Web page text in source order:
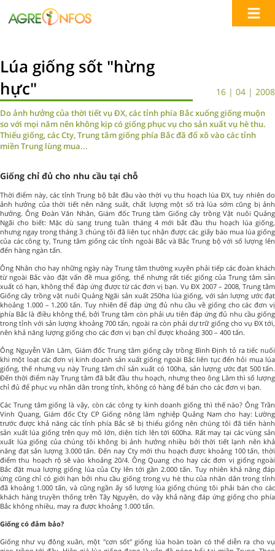
Lúa giống sốt "hừng
hực"
16 | 04 | 2008
Do ảnh hưởng của thời tiết vụ ĐX, các tỉnh phía Bắc xuống giống muộn
so với mọi năm nên không kịp có giống phục vụ cho sản xuất vụ hè thu.
Thiếu giống, các Cty, Trung tâm giống phía Bắc đã đổ xô vào các tỉnh
miền Trung lùng mua...
Giống chỉ đủ cho nhu cầu tại chỗ
Thời điểm này, các tỉnh Trung bộ bắt đầu vào thời vụ thu hoạch lúa ĐX, tuy nhiên do
ảnh hưởng của thời tiết nên năng suất, chất lượng một số trà lúa sớm cũng bị ảnh
hưởng. Ông Đoàn Văn Nhân, Giám đốc Trung tâm Giống cây trồng Vật nuôi Quảng
Ngãi cho biết: Mặc dù sang trung tuần tháng 4 mới bắt đầu thu hoạch lúa giống,
nhưng ngay trong tháng 3 chúng tôi đã liên tục nhận được các giấy báo mua lúa giống
của các công ty, Trung tâm giống các tỉnh ngoài Bắc và Bắc Trung bộ với số lượng lên
đến hàng ngàn tấn.
Ông Nhân cho hay những ngày này Trung tâm thường xuyên phải tiếp các đoàn khách
từ ngoài Bắc vào đặt vấn đề mua giống, thế nhưng rất tiếc giống của Trung tâm sản
xuất có hạn, không thể đáp ứng được từ các đơn vị bạn. Vụ ĐX 2007 – 2008, Trung tâm
Giống cây trồng vật nuôi Quảng Ngãi sản xuất 250ha lúa giống, với sản lượng ước đạt
khoảng 1.000 – 1.200 tấn. Tuy nhiên để đáp ứng đủ nhu cầu về giống cho các đơn vị
phía Bắc là điều không thể, bởi Trung tâm còn phải ưu tiên đáp ứng đủ nhu cầu giống
trong tỉnh với sản lượng khoảng 700 tấn, ngoài ra còn phải dự trữ giống cho vụ ĐX tới,
nên khả năng lượng giống cho các đơn vị bạn chỉ được khoảng 300 – 400 tấn.
Ông Nguyễn Văn Lâm, Giám đốc Trung tâm giống cây trồng Bình Định tỏ ra tiếc nuối
khi một loạt các đơn vị kinh doanh sản xuất giống ngoài Bắc liên tục đến hỏi mua lúa
giống, thế nhưng vụ này Trung tâm chỉ sản xuất có 100ha, sản lượng ước đạt 500 tấn.
Đến thời điểm này Trung tâm đã bắt đầu thu hoạch, nhưng theo ông Lâm thì số lượng
chỉ đủ để phục vụ nhân dân trong tỉnh, không có hàng để bán cho các đơn vị bạn.
Các Trung tâm giống là vậy, còn các công ty kinh doanh giống thì thế nào? Ông Trần
Vinh Quang, Giám đốc Cty CP Giống nông lâm nghiệp Quảng Nam cho hay: Lường
trước được khả năng các tỉnh phía Bắc sẽ bị thiếu giống nên chúng tôi đã tiến hành
sản xuất lúa giống trên quy mô lớn, diện tích lên tới 600ha. Rất may tại các vùng sản
xuất lúa giống của chúng tôi không bị ảnh hưởng nhiều bởi thời tiết lạnh nên khả
năng đạt sản lượng 3.000 tấn. Đến nay Cty mới thu hoạch được khoảng 100 tấn, thời
điểm thu hoạch rộ sẽ vào khoảng 20/4. Ông Quang cho hay các đơn vị giống ngoài
Bắc đặt mua lượng giống lúa của Cty lên tới gần 2.000 tấn. Tuy nhiên khả năng đáp
ứng cũng chỉ có giới hạn bởi nhu cầu giống trong vụ hè thu của nhân dân trong tỉnh
đã khoảng 1.000 tấn, và cũng ngần ấy số lượng lúa giống chúng tôi phải bán cho các
khách hàng truyền thống trên Tây Nguyên, do vậy khả năng đáp ứng giống cho phía
Bắc không nhiều, may ra được khoảng 1.000 tấn.
Giống có đảm bảo?
Giống như vụ đông xuân, một "cơn sốt" giống lúa hoàn toàn có thể diễn ra cho vụ